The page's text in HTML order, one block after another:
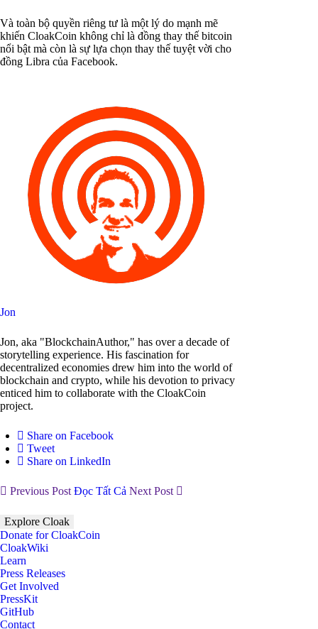
Và toàn bộ quyền riêng tư là một lý do mạnh mẽ
khiến CloakCoin không chỉ là đồng thay thế bitcoin
nổi bật mà còn là sự lựa chọn thay thế tuyệt vời cho
đồng Libra của Facebook.
Jon
Jon, aka "BlockchainAuthor," has over a decade of
storytelling experience. His fascination for
decentralized economies drew him into the world of
blockchain and crypto, while his devotion to privacy
enticed him to collaborate with the CloakCoin
project.
Share on Facebook
Tweet
Share on LinkedIn
Previous Post Đọc Tất Cả Next Post
Explore Cloak
Donate for CloakCoin
CloakWiki
Learn
Press Releases
Get Involved
PressKit
GitHub
Contact